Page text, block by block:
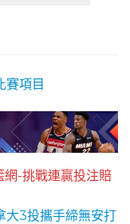
賽項目
-挑戰連贏投注賠
大3投攜手締無安打